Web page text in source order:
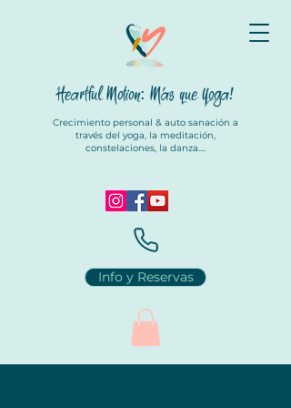
Heartful Motion: Más que Yoga!
Crecimiento personal & auto sanación a
través del yoga, la meditación,
constelaciones, la danza....
Info y Reservas